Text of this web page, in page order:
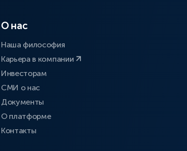
О нас
Наша философия
Карьера в компании
Инвесторам
СМИ о нас
Документы
О платформе
Контакты